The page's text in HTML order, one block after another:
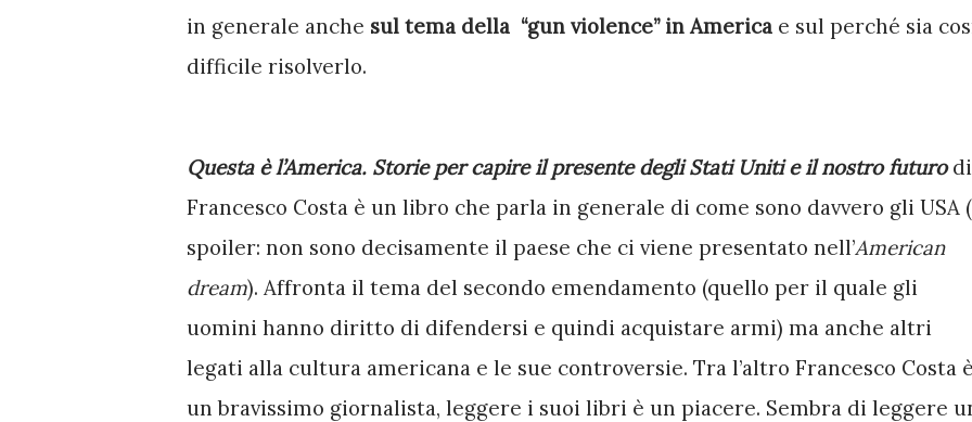
in generale anche sul tema della  “gun violence” in America e sul perché sia
difficile risolverlo.
Questa è l’America. Storie per capire il presente degli Stati Uniti e il nostro futuro di
Francesco Costa è un libro che parla in generale di come sono davvero gli USA
spoiler: non sono decisamente il paese che ci viene presentato nell’American
dream). Affronta il tema del secondo emendamento (quello per il quale gli
uomini hanno diritto di difendersi e quindi acquistare armi) ma anche altri
legati alla cultura americana e le sue controversie. Tra l’altro Francesco Costa
un bravissimo giornalista, leggere i suoi libri è un piacere. Sembra di leggere